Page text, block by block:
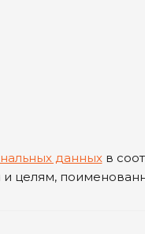
данныхв
и целям,